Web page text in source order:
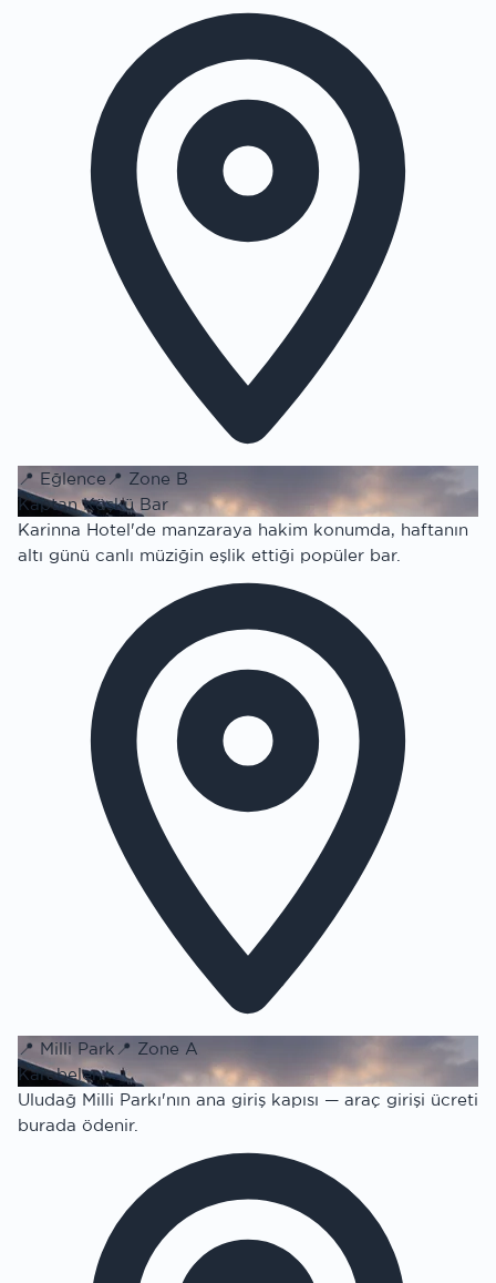
📍 Eğlence 📍 Zone B
Kaptan Köşkü Bar
Karinna Hotel'de manzaraya hakim konumda, haftanın
altı günü canlı müziğin eşlik ettiği popüler bar.
📍 Milli Park 📍 Zone A
Karabelen
Uludağ Milli Parkı'nın ana giriş kapısı — araç girişi ücreti
burada ödenir.